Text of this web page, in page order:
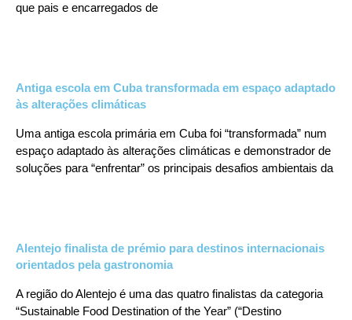
que pais e encarregados de
Antiga escola em Cuba transformada em espaço adaptado
às alterações climáticas
Uma antiga escola primária em Cuba foi “transformada” num
espaço adaptado às alterações climáticas e demonstrador de
soluções para “enfrentar” os principais desafios ambientais da
Alentejo finalista de prémio para destinos internacionais
orientados pela gastronomia
A região do Alentejo é uma das quatro finalistas da categoria
“Sustainable Food Destination of the Year” (“Destino